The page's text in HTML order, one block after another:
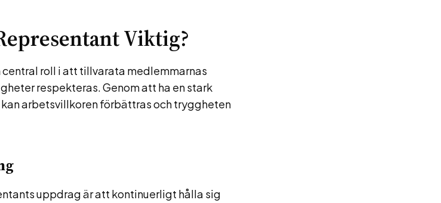
Viktig?
roll i att tillvarata medlemmarnas
respekteras. Genom att ha en stark
arbetsvillkoren förbättras och tryggheten
uppdrag är att kontinuerligt hålla sig